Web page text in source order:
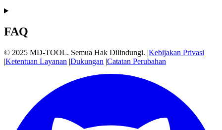
FAQ
© 2025 MD-TOOL. Semua Hak Dilindungi. |Kebijakan Privasi
|Ketentuan Layanan |Dukungan |Catatan Perubahan